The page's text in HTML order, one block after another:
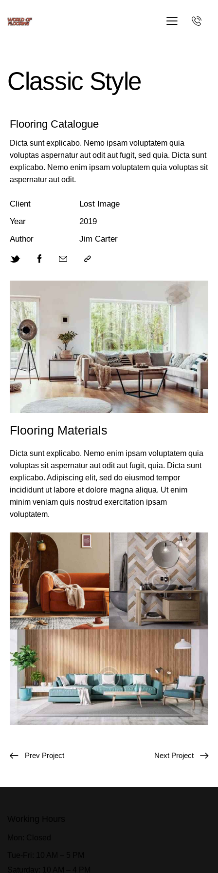
Classic Style
Flooring Materials
Dicta sunt explicabo. Nemo enim ipsam voluptatem quia
voluptas sit aspernatur aut odit aut fugit, quia. Dicta sunt
explicabo. Adipiscing elit, sed do eiusmod tempor
incididunt ut labore et dolore magna aliqua. Ut enim
minim veniam quis nostrud exercitation ipsam
voluptatem.
Flooring Catalogue
Dicta sunt explicabo. Nemo ipsam voluptatem quia
voluptas aspernatur aut odit aut fugit, sed quia. Dicta sunt
explicabo. Nemo enim ipsam voluptatem quia voluptas sit
aspernatur aut odit.
Client
Lost Image
Year
2019
Author
Jim Carter
Prev Project Next Project